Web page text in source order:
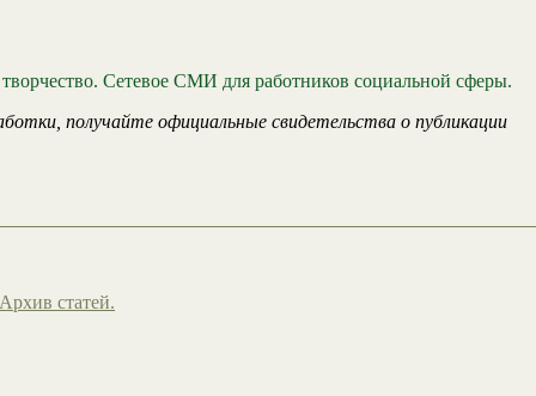
Сетевое СМИ для работников социальной сферы.
получайте официальные свидетельства о публикации
статей.